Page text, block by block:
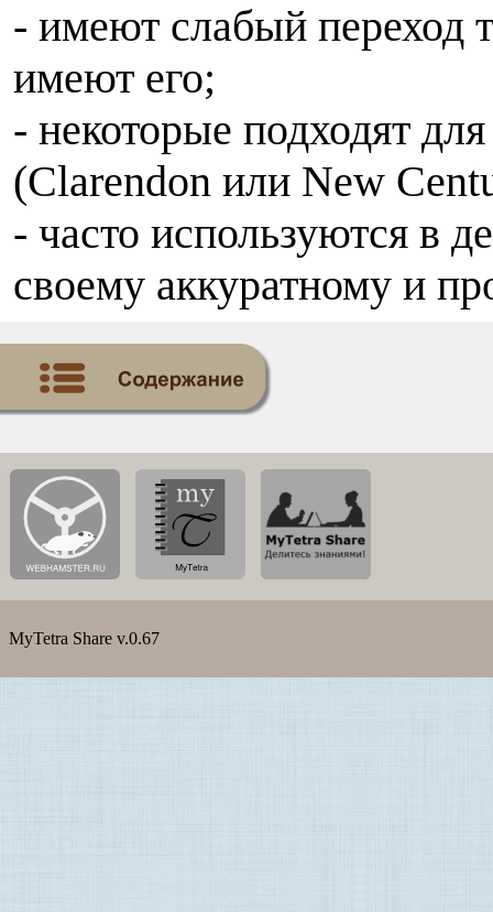
- имеют слабый переход
имеют его;
- некоторые подходят
(Clarendon или New
- часто используются в
своему аккуратному и
MyTetra Share v.0.67